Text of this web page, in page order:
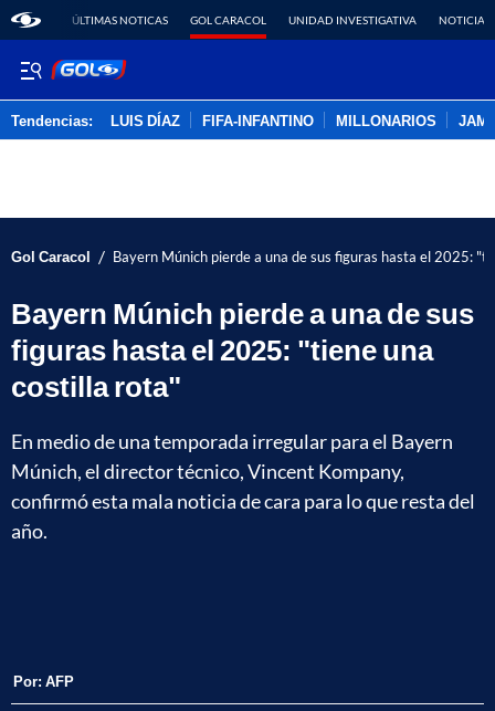
ÚLTIMAS NOTICAS GOL CARACOL UNIDAD INVESTIGATIVA NOTICIAS
Tendencias: LUIS DÍAZ FIFA-INFANTINO MILLONARIOS
Gol Caracol / Bayern Múnich pierde a una de sus figuras hasta el 2025:
Bayern Múnich pierde a una de sus
figuras hasta el 2025: "tiene una
costilla rota"
En medio de una temporada irregular para el Bayern
Múnich, el director técnico, Vincent Kompany,
confirmó esta mala noticia de cara para lo que resta del
año.
Por: AFP